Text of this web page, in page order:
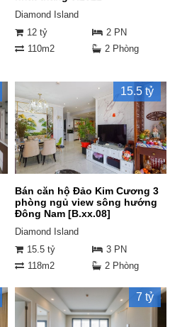
Diamond Island
12 tỷ
2 PN
110m2
2 Phòng
15.5 tỷ
Bán căn hộ Đảo Kim Cương 3
phòng ngủ view sông hướng
Đông Nam [B.xx.08]
Diamond Island
15.5 tỷ
3 PN
118m2
2 Phòng
7 tỷ